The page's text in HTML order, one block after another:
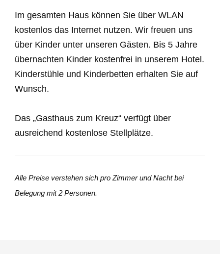
Im gesamten Haus können Sie über WLAN
kostenlos das Internet nutzen. Wir freuen uns
über Kinder unter unseren Gästen. Bis 5 Jahre
übernachten Kinder kostenfrei in unserem Hotel.
Kinderstühle und Kinderbetten erhalten Sie auf
Wunsch.
Das „Gasthaus zum Kreuz“ verfügt über
ausreichend kostenlose Stellplätze.
Alle Preise verstehen sich pro Zimmer und Nacht bei
Belegung mit 2 Personen.